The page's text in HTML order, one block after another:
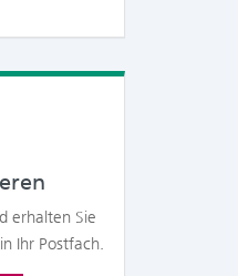
erhalten Sie
Ihr Postfach.